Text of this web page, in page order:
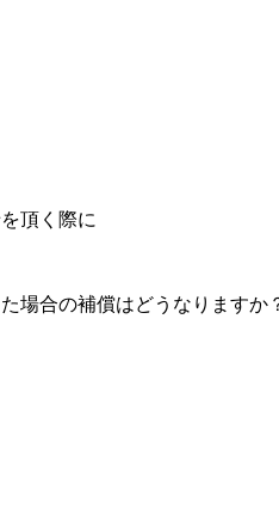
頂く際に
場合の補償はどうなりますか